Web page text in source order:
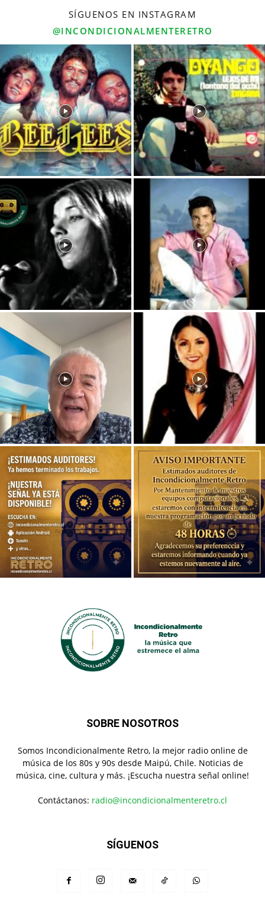
SÍGUENOS EN INSTAGRAM
@INCONDICIONALMENTERETRO
SOBRE NOSOTROS
Somos Incondicionalmente Retro, la mejor radio online de
música de los 80s y 90s desde Maipú, Chile. Noticias de
música, cine, cultura y más. ¡Escucha nuestra señal online!
Contáctanos: radio@incondicionalmenteretro.cl
SÍGUENOS